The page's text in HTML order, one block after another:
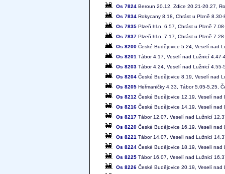
Os 7824 Beroun 20.12, Zdice 20.21-20.27,
Os 7834 Rokycany 8.18, Chrást u Plzně
Os 7835 Plzeň hl.n. 6.57, Chrást u Plzně
Os 7837 Plzeň hl.n. 7.17, Chrást u Plzně
Os 8200 České Budějovice 5.24, Veselí nad
Os 8201 Tábor 4.17, Veselí nad Lužnicí
Os 8203 Tábor 4.24, Veselí nad Lužnicí
Os 8204 České Budějovice 8.19, Veselí nad
Os 8205 Heřmaničky 4.33, Tábor 5.05-5.25,
Os 8212 České Budějovice 12.19, Veselí
Os 8216 České Budějovice 14.19, Veselí
Os 8217 Tábor 12.07, Veselí nad Lužnicí
Os 8220 České Budějovice 16.19, Veselí
Os 8221 Tábor 14.07, Veselí nad Lužnicí
Os 8224 České Budějovice 18.19, Veselí
Os 8225 Tábor 16.07, Veselí nad Lužnicí
Os 8226 České Budějovice 20.19, Veselí